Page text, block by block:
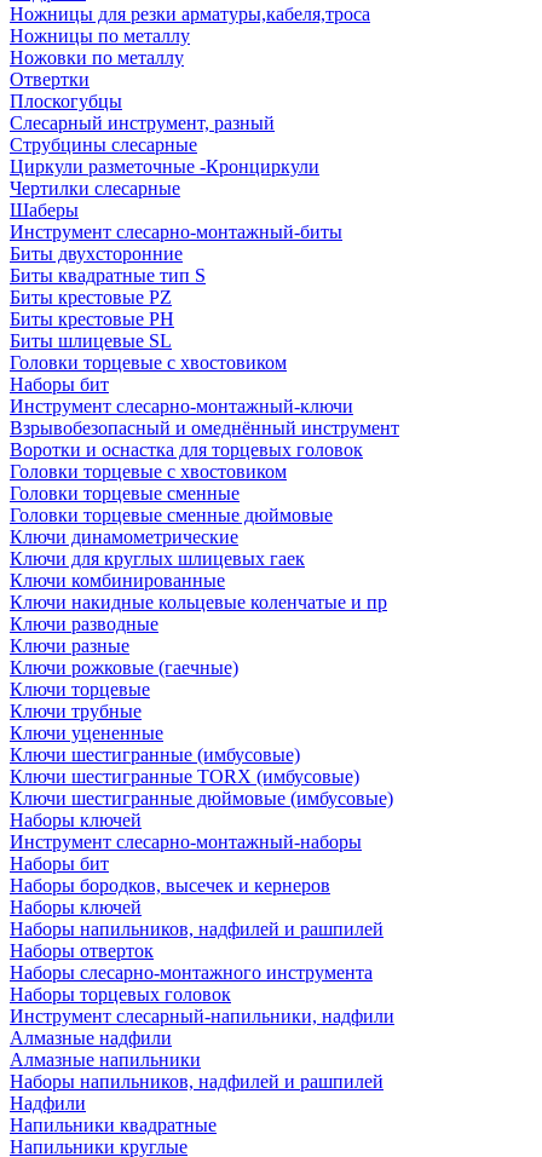
Ножницы для резки арматуры,кабеля,троса
Ножницы по металлу
Ножовки по металлу
Отвертки
Плоскогубцы
Слесарный инструмент, разный
Струбцины слесарные
Циркули разметочные -Кронциркули
Чертилки слесарные
Шаберы
Инструмент слесарно-монтажный-биты
Биты двухсторонние
Биты квадратные тип S
Биты крестовые РZ
Биты крестовые РН
Биты шлицевые SL
Головки торцевые с хвостовиком
Наборы бит
Инструмент слесарно-монтажный-ключи
Взрывобезопасный и омеднённый инструмент
Воротки и оснаcтка для торцевых головок
Головки торцевые с хвостовиком
Головки торцевые сменные
Головки торцевые сменные дюймовые
Ключи динамометрические
Ключи для круглых шлицевых гаек
Ключи комбинированные
Ключи накидные кольцевые коленчатые и пр
Ключи разводные
Ключи разные
Ключи рожковые (гаечные)
Ключи торцевые
Ключи трубные
Ключи уцененные
Ключи шестигранные (имбусовые)
Ключи шестигранные TORX (имбусовые)
Ключи шестигранные дюймовые (имбусовые)
Наборы ключей
Инструмент слесарно-монтажный-наборы
Наборы бит
Наборы бородков, высечек и кернеров
Наборы ключей
Наборы напильников, надфилей и рашпилей
Наборы отверток
Наборы слесарно-монтажного инструмента
Наборы торцевых головок
Инструмент слесарный-напильники, надфили
Алмазные надфили
Алмазные напильники
Наборы напильников, надфилей и рашпилей
Надфили
Напильники квадратные
Напильники круглые